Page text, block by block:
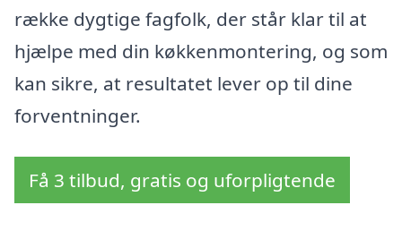
række dygtige fagfolk, der står klar til at
hjælpe med din køkkenmontering, og som
kan sikre, at resultatet lever op til dine
forventninger.
Få 3 tilbud, gratis og uforpligtende